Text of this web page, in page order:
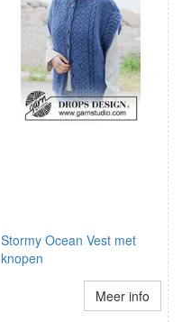
Stormy Ocean Vest met
knopen
Meer info